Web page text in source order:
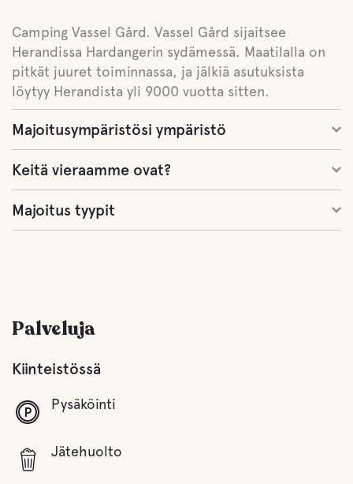
Camping Vassel Gård. Vassel Gård sijaitsee
Herandissa Hardangerin sydämessä. Maatilalla on
pitkät juuret toiminnassa, ja jälkiä asutuksista
löytyy Herandista yli 9000 vuotta sitten.
Majoitusympäristösi ympäristö
Keitä vieraamme ovat?
Majoitus tyypit
Palveluja
Kiinteistössä
Pysäköinti
Jätehuolto